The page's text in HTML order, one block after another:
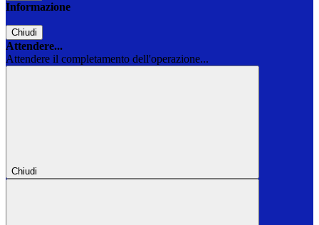
Informazione
Chiudi
Attendere...
Attendere il completamento dell'operazione...
Chiudi